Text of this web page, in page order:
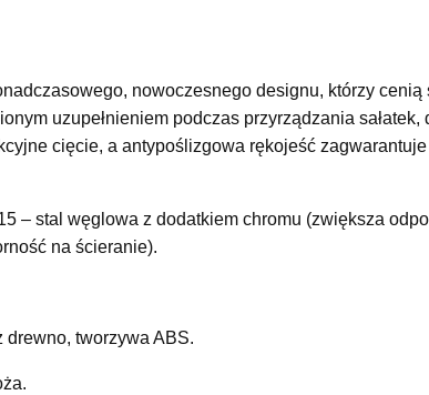
nowoczesnego designu, którzy cenią
uzupełnieniem podczas przyrządzania sałatek,
cięcie, a antypoślizgowa rękojeść zagwarantuje
– stal węglowa z dodatkiem chromu (zwiększa
na ścieranie).
tworzywa ABS.